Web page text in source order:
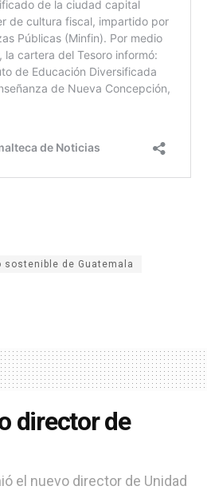
de Guatemala
director de
el nuevo director de Unidad